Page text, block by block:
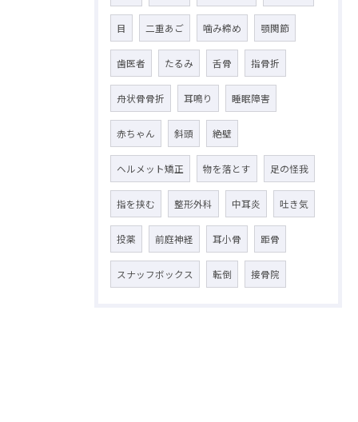
目 二重あご 噛み締め 顎関節
歯医者 たるみ 舌骨 指骨折
舟状骨骨折 耳鳴り 睡眠障害
赤ちゃん 斜頭 絶壁
ヘルメット矯正 物を落とす 足の怪我
指を挟む 整形外科 中耳炎 吐き気
投薬 前庭神経 耳小骨 距骨
スナッフボックス 転倒 接骨院